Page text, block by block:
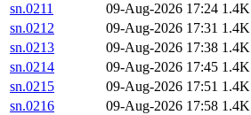
sn.0211
09-Aug-2026 17:24 1.4K
sn.0212
09-Aug-2026 17:31 1.4K
sn.0213
09-Aug-2026 17:38 1.4K
sn.0214
09-Aug-2026 17:45 1.4K
sn.0215
09-Aug-2026 17:51 1.4K
sn.0216
09-Aug-2026 17:58 1.4K